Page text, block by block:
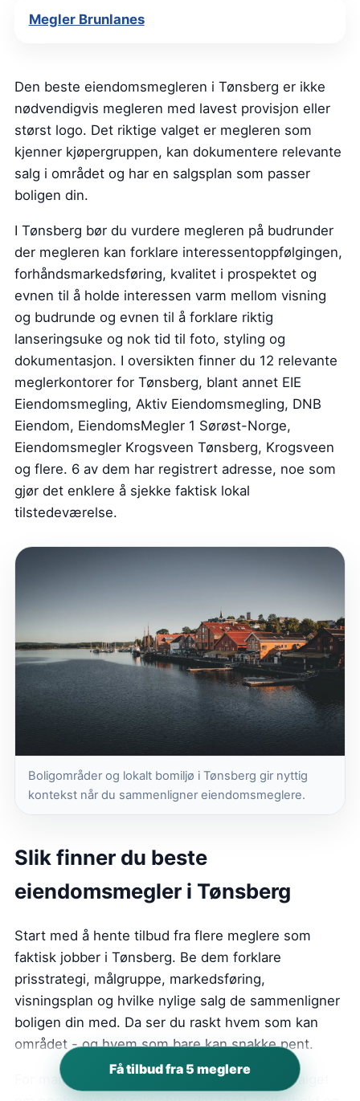
Megler Brunlanes
Den beste eiendomsmegleren i Tønsberg er ikke
nødvendigvis megleren med lavest provisjon eller
størst logo. Det riktige valget er megleren som
kjenner kjøpergruppen, kan dokumentere relevante
salg i området og har en salgsplan som passer
boligen din.
I Tønsberg bør du vurdere megleren på budrunder
der megleren kan forklare interessentoppfølgingen,
forhåndsmarkedsføring, kvalitet i prospektet og
evnen til å holde interessen varm mellom visning
og budrunde og evnen til å forklare riktig
lanseringsuke og nok tid til foto, styling og
dokumentasjon. I oversikten finner du 12 relevante
meglerkontorer for Tønsberg, blant annet EIE
Eiendomsmegling, Aktiv Eiendomsmegling, DNB
Eiendom, EiendomsMegler 1 Sørøst-Norge,
Eiendomsmegler Krogsveen Tønsberg, Krogsveen
og flere. 6 av dem har registrert adresse, noe som
gjør det enklere å sjekke faktisk lokal
tilstedeværelse.
Boligområder og lokalt bomiljø i Tønsberg gir nyttig
kontekst når du sammenligner eiendomsmeglere.
Slik finner du beste
eiendomsmegler i Tønsberg
Start med å hente tilbud fra flere meglere som
faktisk jobber i Tønsberg. Be dem forklare
prisstrategi, målgruppe, markedsføring,
visningsplan og hvilke nylige salg de sammenligner
boligen din med. Da ser du raskt hvem som kan
området - og hvem som bare kan snakke pent.
For mange boligselgere i Tønsberg handler valget
Få tilbud fra 5 meglere